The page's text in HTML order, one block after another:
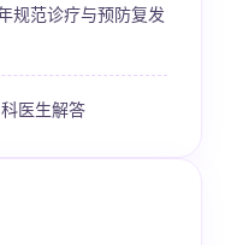
规范诊疗与预防复发
医生解答